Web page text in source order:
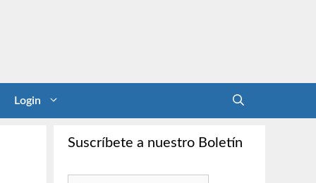
Login
Suscríbete a nuestro Boletín